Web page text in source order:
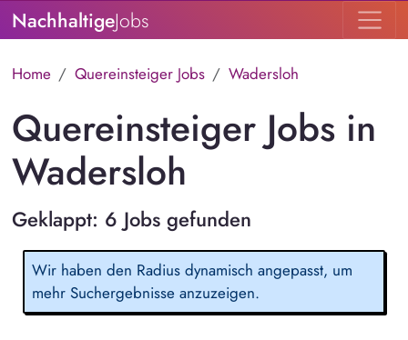
NachhaltigeJobs
Home Quereinsteiger Jobs Wadersloh
Quereinsteiger Jobs in
Wadersloh
Geklappt: 6 Jobs gefunden
Wir haben den Radius dynamisch angepasst, um
mehr Suchergebnisse anzuzeigen.